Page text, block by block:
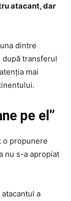
atacant, dar
dintre
transferul
mai
pe el”
o propunere
nu s-a apropiat
a